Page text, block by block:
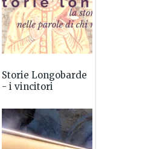
Storie Longobarde
- i vincitori